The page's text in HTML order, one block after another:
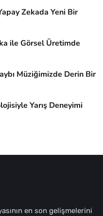
Zekada Yeni Bir
ile Görsel Üretimde
Müziğimizde Derin Bir
Yarış Deneyimi
en son gelişmelerini